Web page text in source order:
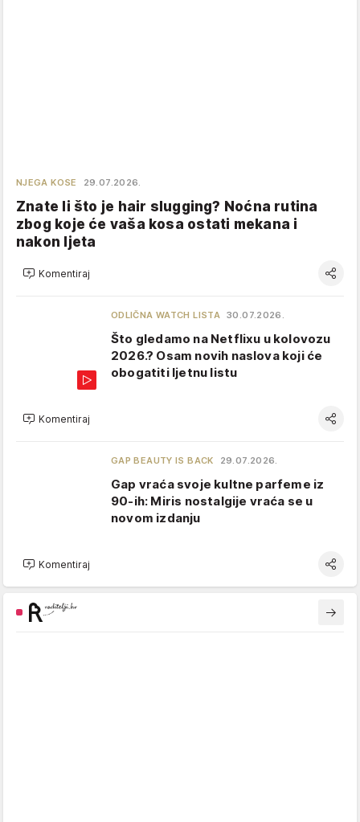
NJEGA KOSE 29.07.2026.
Znate li što je hair slugging? Noćna rutina
zbog koje će vaša kosa ostati mekana i
nakon ljeta
Komentiraj
ODLIČNA WATCH LISTA 30.07.2026.
Što gledamo na Netflixu u kolovozu
2026.? Osam novih naslova koji će
obogatiti ljetnu listu
Komentiraj
GAP BEAUTY IS BACK 29.07.2026.
Gap vraća svoje kultne parfeme iz
90-ih: Miris nostalgije vraća se u
novom izdanju
Komentiraj